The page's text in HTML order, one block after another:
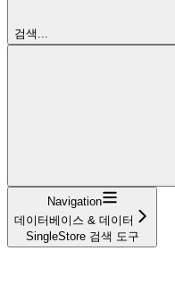
검색...
Navigation
데이터베이스 & 데이터
SingleStore 검색 도구